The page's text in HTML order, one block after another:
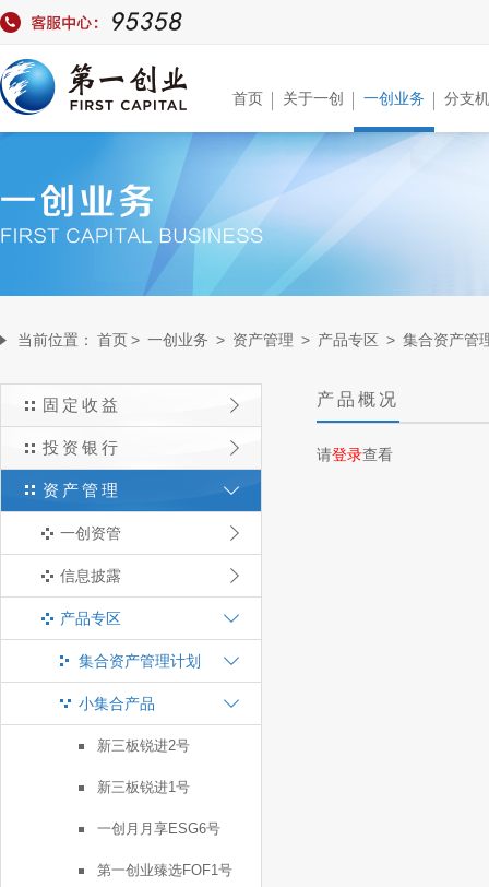
首页 关于一创 一创业务 分支
当前位置： 首页> 一创业务 > 资产管理 > 产品专区 > 集合资产管
固定收益
投资银行
资产管理
一创资管
信息披露
产品专区
集合资产管理计划
小集合产品
新三板锐进2号
新三板锐进1号
一创月月享ESG6号
第一创业臻选FOF1号
产品概况
请登录查看